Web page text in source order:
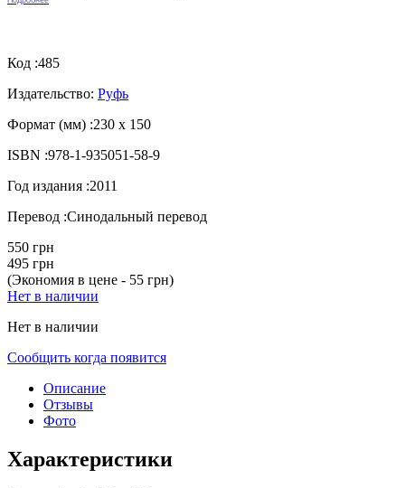
Код :485
Издательство: Руфь
Формат (мм) :230 x 150
ISBN :978-1-935051-58-9
Год издания :2011
Перевод :Синодальный перевод
550 грн
495 грн
(Экономия в цене - 55 грн)
Нет в наличии
Нет в наличии
Сообщить когда появится
Описание
Отзывы
Фото
Характеристики